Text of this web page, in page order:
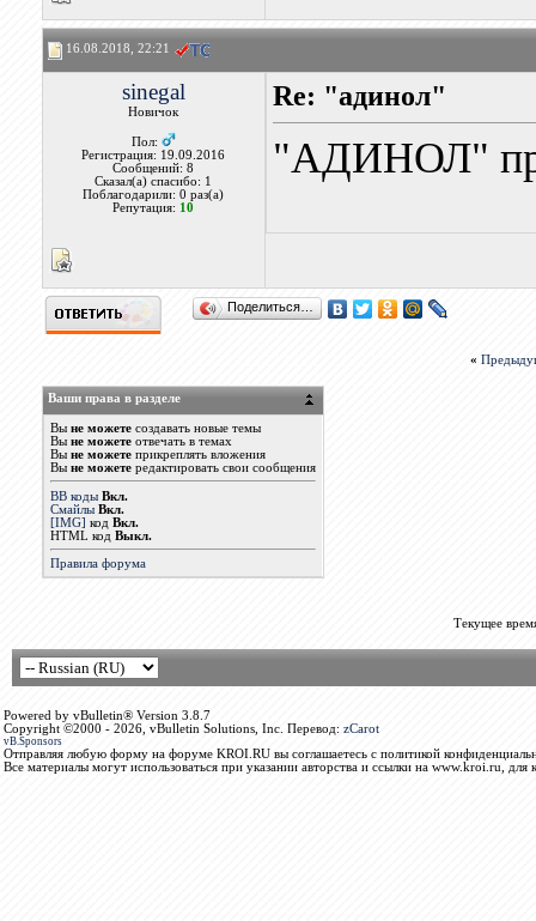
16.08.2018, 22:21
sinegal
Новичок
Пол:
Регистрация: 19.09.2016
Сообщений: 8
Сказал(а) спасибо: 1
Поблагодарили: 0 раз(а)
Репутация: 10
Re: "адинол"
"АДИНОЛ"
Поделиться…
«
Ваши права в разделе
Вы не можетесоздавать новые темы
Вы не можетеотвечать в темах
Вы не можетеприкреплять вложения
Вы не можетередактировать свои сообщения
BB коды Вкл.
Смайлы Вкл.
[IMG] код Вкл.
HTML код Выкл.
Правила форума
Текущее
Powered by vBulletin® Version 3.8.7
Copyright ©2000 - 2026, vBulletin Solutions, Inc. Перевод: zCarot
vB.Sponsors
Отправляя любую форму на форуме KROI.RU вы соглашаетесь с политикой
Все материалы могут использоваться при указании авторства и ссылки на www.kroi.ru, для